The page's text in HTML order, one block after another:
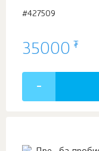
#427509
35000 ₮